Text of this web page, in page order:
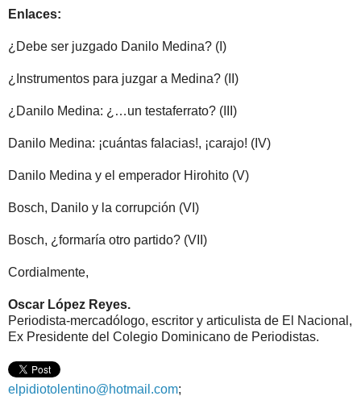
Enlaces:
¿Debe ser juzgado Danilo Medina? (I)
¿Instrumentos para juzgar a Medina? (II)
¿Danilo Medina: ¿…un testaferrato? (III)
Danilo Medina: ¡cuántas falacias!, ¡carajo! (IV)
Danilo Medina y el emperador Hirohito (V)
Bosch, Danilo y la corrupción (VI)
Bosch, ¿formaría otro partido? (VII)
Cordialmente,
Oscar López Reyes.
Periodista-mercadólogo, escritor y articulista de El Nacional,
Ex Presidente del Colegio Dominicano de Periodistas.
elpidiotolentino@hotmail.com;